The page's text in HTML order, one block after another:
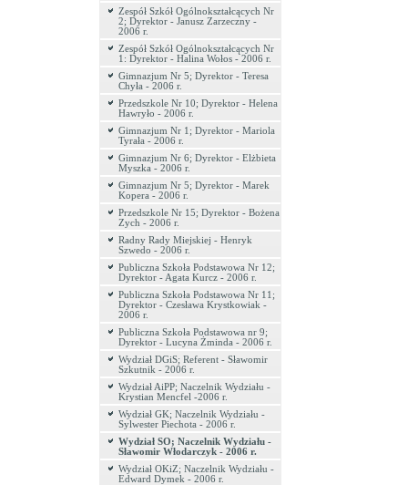
Zespół Szkół Ogólnokształcących Nr
2; Dyrektor - Janusz Zarzeczny -
2006 r.
Zespół Szkół Ogólnokształcących Nr
1: Dyrektor - Halina Wołos - 2006 r.
Gimnazjum Nr 5; Dyrektor - Teresa
Chyła - 2006 r.
Przedszkole Nr 10; Dyrektor - Helena
Hawryło - 2006 r.
Gimnazjum Nr 1; Dyrektor - Mariola
Tyrała - 2006 r.
Gimnazjum Nr 6; Dyrektor - Elżbieta
Myszka - 2006 r.
Gimnazjum Nr 5; Dyrektor - Marek
Kopera - 2006 r.
Przedszkole Nr 15; Dyrektor - Bożena
Zych - 2006 r.
Radny Rady Miejskiej - Henryk
Szwedo - 2006 r.
Publiczna Szkoła Podstawowa Nr 12;
Dyrektor - Agata Kurcz - 2006 r.
Publiczna Szkoła Podstawowa Nr 11;
Dyrektor - Czesława Krystkowiak -
2006 r.
Publiczna Szkoła Podstawowa nr 9;
Dyrektor - Lucyna Żminda - 2006 r.
Wydział DGiS; Referent - Sławomir
Szkutnik - 2006 r.
Wydział AiPP; Naczelnik Wydziału -
Krystian Mencfel -2006 r.
Wydział GK; Naczelnik Wydziału -
Sylwester Piechota - 2006 r.
Wydział SO; Naczelnik Wydziału -
Sławomir Włodarczyk - 2006 r.
Wydział OKiZ; Naczelnik Wydziału -
Edward Dymek - 2006 r.